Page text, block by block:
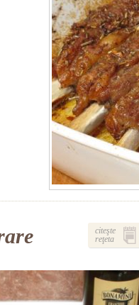
citeşte
reţeta